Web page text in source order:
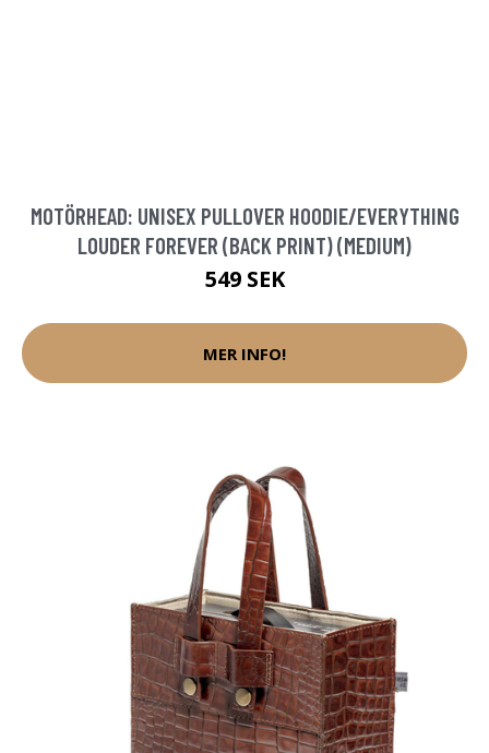
MOTÖRHEAD: UNISEX PULLOVER HOODIE/EVERYTHING
LOUDER FOREVER (BACK PRINT) (MEDIUM)
549 SEK
MER INFO!